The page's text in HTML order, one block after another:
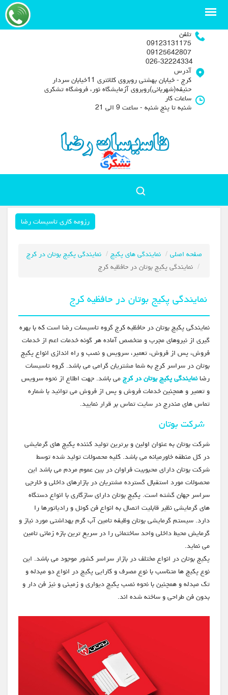
تلفن
09123131175
09125642807
آدرس
کرج - خیابان بهشتی روبروی کلانتری 11خیابان سردار
حنیفه(شهربانی)روبروی آزمایشگاه نور، فروشگاه تشکری
ساعات کار
شنبه تا پنج شنبه - ساعت 9 الی 21
رزومه کاری تاسیسات رضا
صفحه اصلی نمایندگی های پکیج
نمایندگی پکیج بوتان در کرج
نمایندگی پکیج بوتان در حافظیه کرج
نمایندگی پکیج بوتان در حافظیه کرج
نمایندگی پکیج بوتان در حافظیه کرج گروه تاسیسات رضا است که با بهره
گیری از نیروهای مجرب و متخصص آماده هر گونه خدمات اعم از خدمات
فروش، پس از فروش، تعمیر، سرویس و نصب و راه اندازی انواع پکیج
بوتان در سراسر کرج به شما مشتریان گرامی می باشد. گروه تاسیسات
رضانمایندگی پکیج بوتان در کرجمی باشد. جهت اطلاع از نحوه سرویس
و تعمیر و همچنین خدمات فروش و پس از فروش می توانید با شماره
تماس های مندرج در سایت تماس بر قرار نمایید.
شرکت بوتان
شرکت بوتان به عنوان اولین و برترین تولید کننده پکیج های گرمایشی
در کل منطقه خاورمیانه می باشد. کلیه محصولات تولید شده توسط
شرکت بوتان دارای محبوبیت فراوان در بین عموم مردم می باشد این
محصولات مورد استقبال گسترده مشتریان در بازارهای داخلی و خارجی
سراسر جهان گشته است. پکیج بوتان دارای سازگاری با انواع دستگاه
های گرمایشی نظیر قابلیت اتصال به انواع فن کوئل و رادیاتورها را
دارد. سیستم گرمایشی بوتان وظیفه تامین آب گرم بهداشتی مورد نیاز و
گرمایش محیط داخلی واحد ساختمانی را در سریع ترین بازه زمانی تامین
می نماید.
پکیج بوتان در انواع مختلف در بازار سراسر کشور موجود می باشد. این
نوع پکیج ها متناسب با نوع مصرف و کارایی پکیج در انواع دو مبدله و
تک مبدله و همچنین با نحوه نصب پکیج دیواری و زمینی و نیز فن دار و
بدون فن طراحی و ساخته شده اند.